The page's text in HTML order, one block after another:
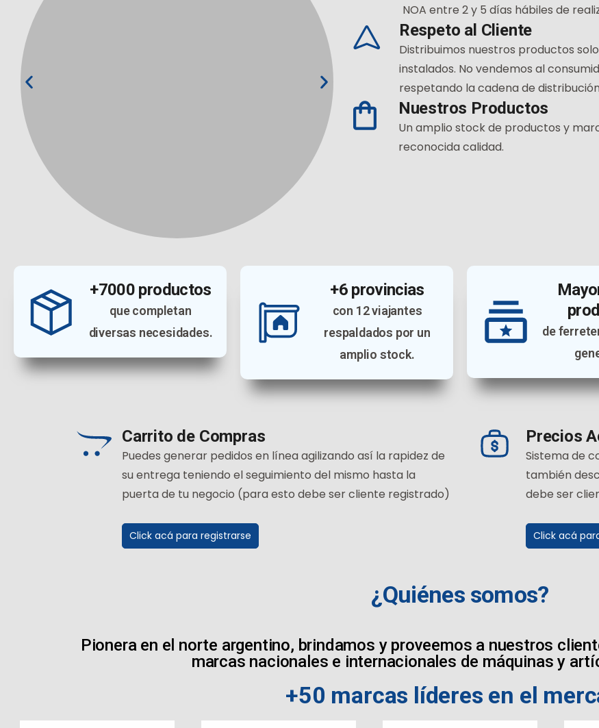
NOA entre 2 y 5 días hábiles de
Respeto al Cliente
Distribuimos nuestros productos
instalados. No vendemos al
respetando la cadena de
Nuestros Productos
Un amplio stock de productos y
reconocida calidad.
+7000 productos
que completan
diversas necesidades.
+6 provincias
con 12 viajantes
respaldados por un
amplio stock.
de
Carrito de Compras
Puedes generar pedidos en línea agilizando así la rapidez de
su entrega teniendo el seguimiento del mismo hasta la
puerta de tu negocio (para esto debe ser cliente registrado)
Click acá para registrarse
Precios
Sistema de
también
debe ser
Click acá
¿Quiénes somos?
Pionera en el norte argentino, brindamos y proveemos a nuestros
marcas nacionales e internacionales de máquinas y
+50 marcas líderes en el